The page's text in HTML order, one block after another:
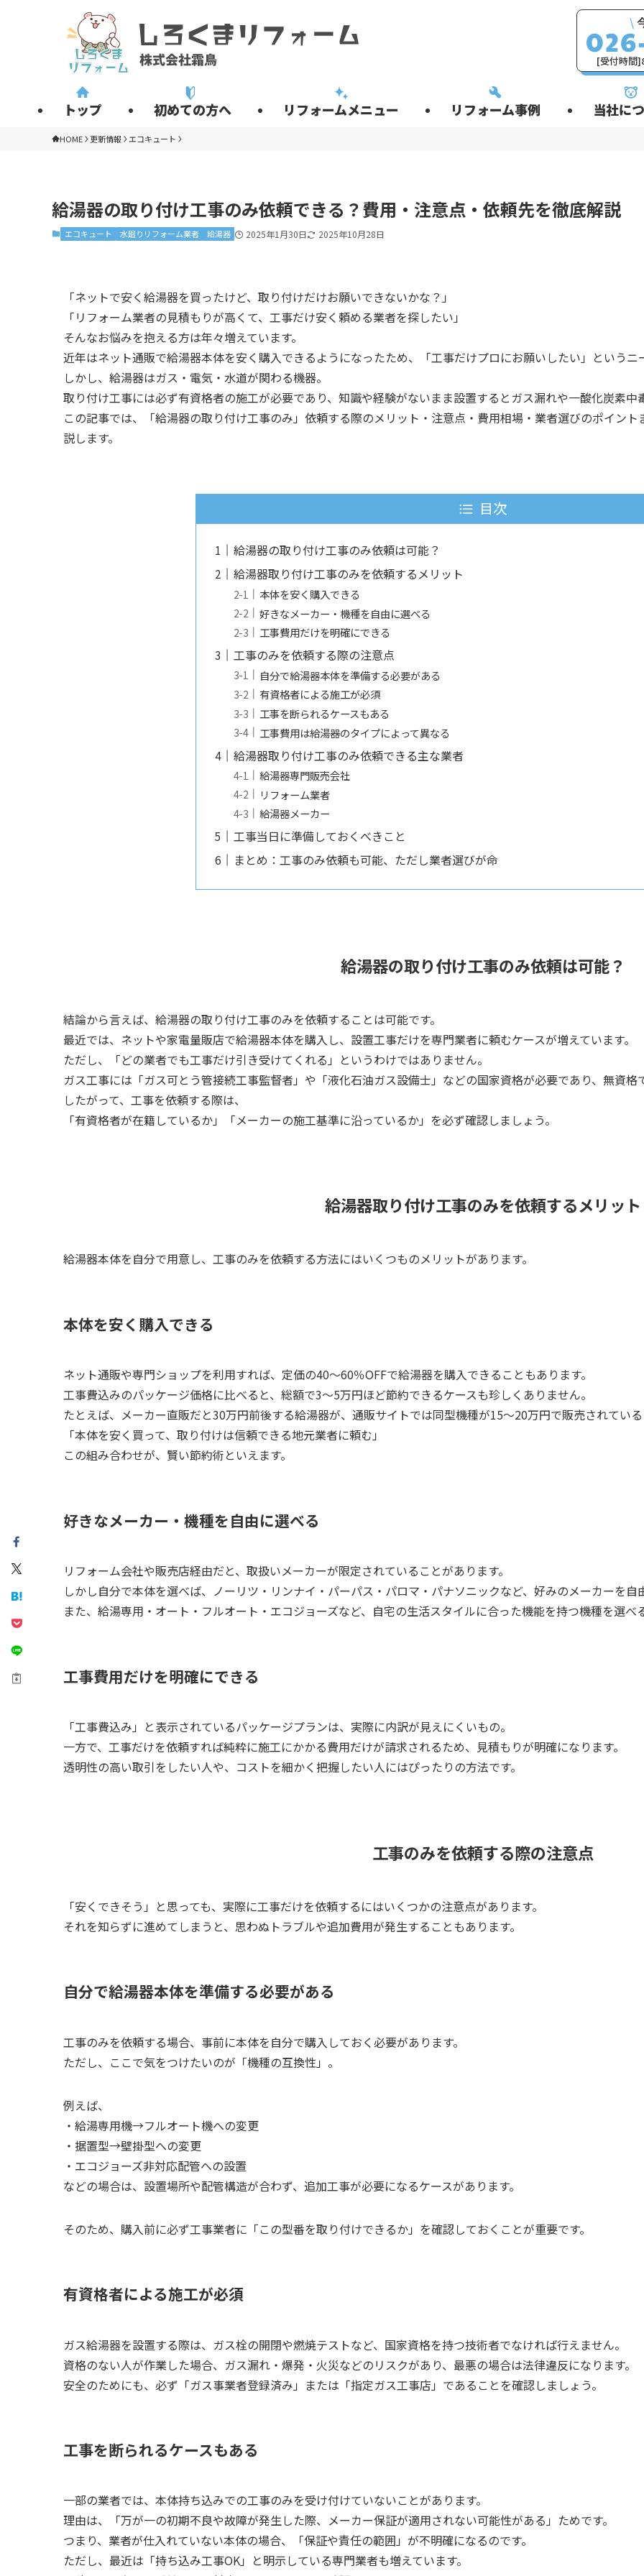
トップ 初めての方へ リフォームメニュー リフォーム事例 当社に
\
[受付時間
HOME 更新情報 エコキュート
給湯器の取り付け工事のみ依頼できる？費用・注意点・依頼先を徹底解説
エコキュート 水廻りリフォーム業者 給湯器 2025年1月30日 2025年10月28日
「ネットで安く給湯器を買ったけど、取り付けだけお願いできないかな？」
「リフォーム業者の見積もりが高くて、工事だけ安く頼める業者を探したい」
そんなお悩みを抱える方は年々増えています。
近年はネット通販で給湯器本体を安く購入できるようになったため、「工事だけプロにお願いしたい」というニ
しかし、給湯器はガス・電気・水道が関わる機器。
取り付け工事には必ず有資格者の施工が必要であり、知識や経験がないまま設置するとガス漏れや一酸化炭素中
この記事では、「給湯器の取り付け工事のみ」依頼する際のメリット・注意点・費用相場・業者選びのポイン
説します。
目次
給湯器の取り付け工事のみ依頼は可能？
給湯器取り付け工事のみを依頼するメリット
本体を安く購入できる
好きなメーカー・機種を自由に選べる
工事費用だけを明確にできる
工事のみを依頼する際の注意点
自分で給湯器本体を準備する必要がある
有資格者による施工が必須
工事を断られるケースもある
工事費用は給湯器のタイプによって異なる
給湯器取り付け工事のみ依頼できる主な業者
給湯器専門販売会社
リフォーム業者
給湯器メーカー
工事当日に準備しておくべきこと
まとめ：工事のみ依頼も可能、ただし業者選びが命
給湯器の取り付け工事のみ依頼は可能？
結論から言えば、給湯器の取り付け工事のみを依頼することは可能です。
最近では、ネットや家電量販店で給湯器本体を購入し、設置工事だけを専門業者に頼むケースが増えています。
ただし、「どの業者でも工事だけ引き受けてくれる」というわけではありません。
ガス工事には「ガス可とう管接続工事監督者」や「液化石油ガス設備士」などの国家資格が必要であり、無資格
したがって、工事を依頼する際は、
「有資格者が在籍しているか」「メーカーの施工基準に沿っているか」を必ず確認しましょう。
給湯器取り付け工事のみを依頼するメリット
給湯器本体を自分で用意し、工事のみを依頼する方法にはいくつものメリットがあります。
本体を安く購入できる
ネット通販や専門ショップを利用すれば、定価の40〜60％OFFで給湯器を購入できることもあります。
工事費込みのパッケージ価格に比べると、総額で3〜5万円ほど節約できるケースも珍しくありません。
たとえば、メーカー直販だと30万円前後する給湯器が、通販サイトでは同型機種が15〜20万円で販売されている
「本体を安く買って、取り付けは信頼できる地元業者に頼む」
この組み合わせが、賢い節約術といえます。
好きなメーカー・機種を自由に選べる
リフォーム会社や販売店経由だと、取扱いメーカーが限定されていることがあります。
しかし自分で本体を選べば、ノーリツ・リンナイ・パーパス・パロマ・パナソニックなど、好みのメーカーを自
また、給湯専用・オート・フルオート・エコジョーズなど、自宅の生活スタイルに合った機能を持つ機種を選べ
工事費用だけを明確にできる
「工事費込み」と表示されているパッケージプランは、実際に内訳が見えにくいもの。
一方で、工事だけを依頼すれば純粋に施工にかかる費用だけが請求されるため、見積もりが明確になります。
透明性の高い取引をしたい人や、コストを細かく把握したい人にはぴったりの方法です。
工事のみを依頼する際の注意点
「安くできそう」と思っても、実際に工事だけを依頼するにはいくつかの注意点があります。
それを知らずに進めてしまうと、思わぬトラブルや追加費用が発生することもあります。
自分で給湯器本体を準備する必要がある
工事のみを依頼する場合、事前に本体を自分で購入しておく必要があります。
ただし、ここで気をつけたいのが「機種の互換性」。
例えば、
・給湯専用機→フルオート機への変更
・据置型→壁掛型への変更
・エコジョーズ非対応配管への設置
などの場合は、設置場所や配管構造が合わず、追加工事が必要になるケースがあります。
そのため、購入前に必ず工事業者に「この型番を取り付けできるか」を確認しておくことが重要です。
有資格者による施工が必須
ガス給湯器を設置する際は、ガス栓の開閉や燃焼テストなど、国家資格を持つ技術者でなければ行えません。
資格のない人が作業した場合、ガス漏れ・爆発・火災などのリスクがあり、最悪の場合は法律違反になります。
安全のためにも、必ず「ガス事業者登録済み」または「指定ガス工事店」であることを確認しましょう。
工事を断られるケースもある
一部の業者では、本体持ち込みでの工事のみを受け付けていないことがあります。
理由は、「万が一の初期不良や故障が発生した際、メーカー保証が適用されない可能性がある」ためです。
つまり、業者が仕入れていない本体の場合、「保証や責任の範囲」が不明確になるのです。
ただし、最近は「持ち込み工事OK」と明示している専門業者も増えています。